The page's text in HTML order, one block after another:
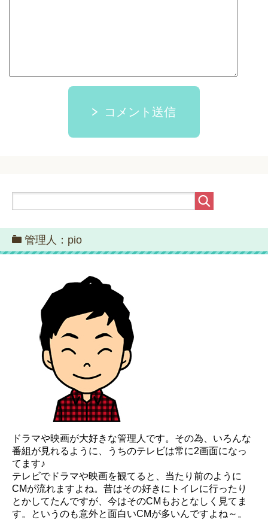
コメント送信
管理人：pio
ドラマや映画が大好きな管理人です。その為、いろんな
番組が見れるように、うちのテレビは常に2画面になっ
てます♪
テレビでドラマや映画を観てると、当たり前のように
CMが流れますよね。昔はその好きにトイレに行ったり
とかしてたんですが、今はそのCMもおとなしく見てま
す。というのも意外と面白いCMが多いんですよね～。